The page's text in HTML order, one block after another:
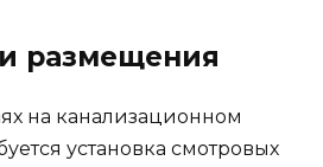
размещения
на канализационном
установка смотровых